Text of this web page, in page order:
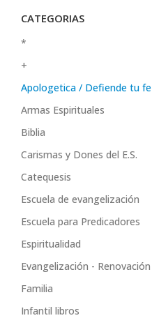
CATEGORIAS
*
+
Apologetica / Defiende tu fe
Armas Espirituales
Biblia
Carismas y Dones del E.S.
Catequesis
Escuela de evangelización
Escuela para Predicadores
Espiritualidad
Evangelización - Renovación
Familia
Infantil libros